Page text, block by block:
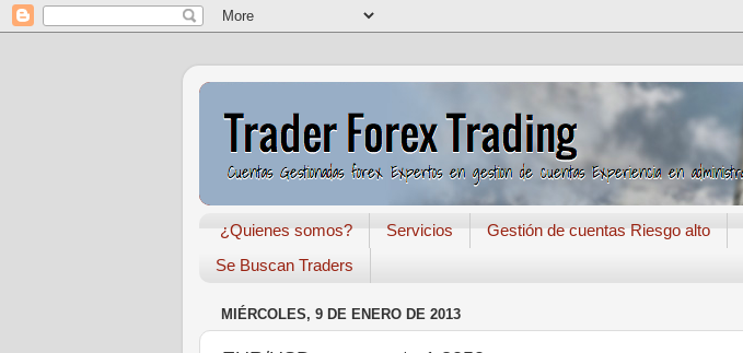
¿Quienes somos? Servicios Gestión de cuentas Riesgo alto
Se Buscan Traders
MIÉRCOLES, 9 DE ENERO DE 2013